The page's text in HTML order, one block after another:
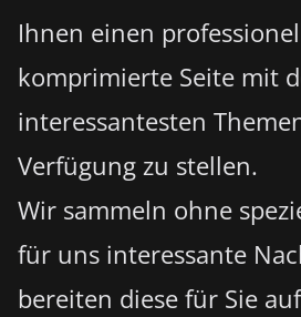
Ihnen einen
komprimierte Seite mit
interessantesten
Verfügung zu stellen.
Wir sammeln ohne
für uns interessante
bereiten diese für Sie